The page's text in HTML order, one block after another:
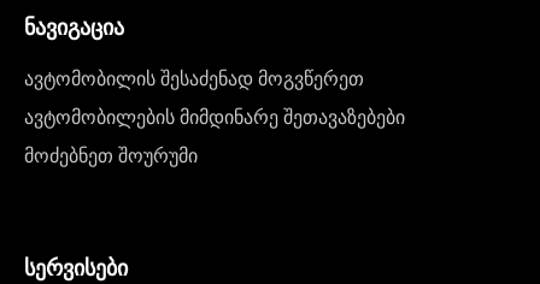
ნავიგაცია
ავტომობილის შესაძენად მოგვწერეთ
ავტომობილების მიმდინარე შეთავაზებები
მოძებნეთ შოურუმი
სერვისები